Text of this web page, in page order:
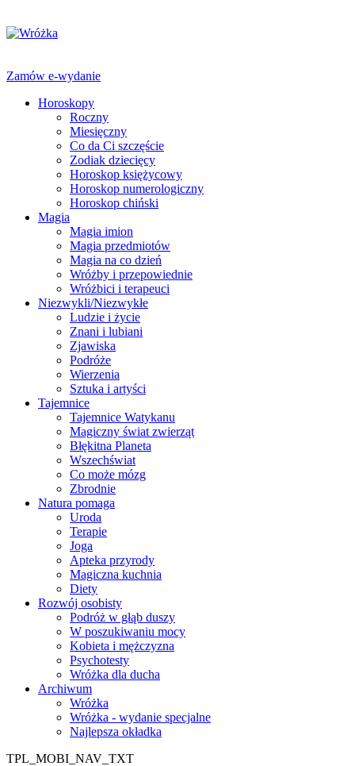
Zamów e-wydanie
Horoskopy
Roczny
Miesięczny
Co da Ci szczęście
Zodiak dziecięcy
Horoskop księżycowy
Horoskop numerologiczny
Horoskop chiński
Magia
Magia imion
Magia przedmiotów
Magia na co dzień
Wróżby i przepowiednie
Wróżbici i terapeuci
Niezwykli/Niezwykłe
Ludzie i życie
Znani i lubiani
Zjawiska
Podróże
Wierzenia
Sztuka i artyści
Tajemnice
Tajemnice Watykanu
Magiczny świat zwierząt
Błękitna Planeta
Wszechświat
Co może mózg
Zbrodnie
Natura pomaga
Uroda
Terapie
Joga
Apteka przyrody
Magiczna kuchnia
Diety
Rozwój osobisty
Podróż w głąb duszy
W poszukiwaniu mocy
Kobieta i mężczyzna
Psychotesty
Wróżka dla ducha
Archiwum
Wróżka
Wróżka - wydanie specjalne
Najlepsza okładka
TPL_MOBI_NAV_TXT